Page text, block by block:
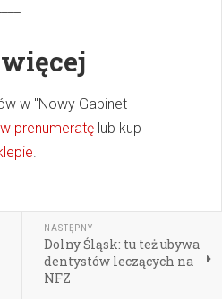
w "Nowy Gabinet
prenumeratę lub kup
.
NASTĘPNY
Dolny Śląsk: tu też ubywa
dentystów leczących na
NFZ